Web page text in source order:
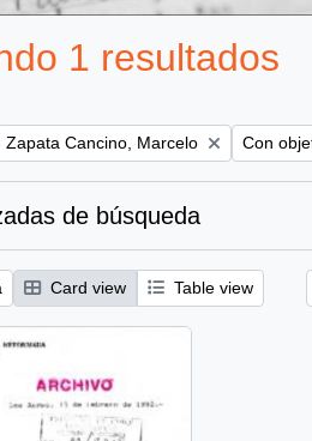
1 resultados
Remove filter:
Zapata Cancino, Marcelo Remove
Con
de búsqueda
Card view Table view